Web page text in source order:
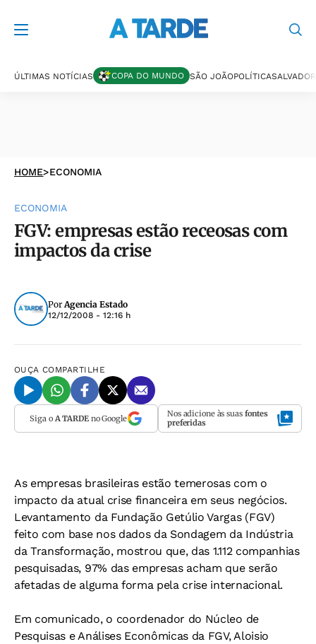
ÚLTIMAS NOTÍCIAS COPA DO MUNDO SÃO JOÃOPOLÍTICASALVADOR
HOME>ECONOMIA
ECONOMIA
FGV: empresas estão receosas com
impactos da crise
PorAgencia Estado
12/12/2008 - 12:16 h
OUÇA COMPARTILHE
Siga o A TARDEno Google Nos adicione às suas fontes
preferidas
As empresas brasileiras estão temerosas com o
impacto da atual crise financeira em seus negócios.
Levantamento da Fundação Getúlio Vargas (FGV)
feito com base nos dados da Sondagem da Indústria
da Transformação, mostrou que, das 1.112 companhias
pesquisadas, 97% das empresas acham que serão
afetadas de alguma forma pela crise internacional.
Em comunicado, o coordenador do Núcleo de
Pesquisas e Análises Econômicas da FGV, Aloisio